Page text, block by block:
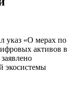
указ «О мерах по
активов в
экосистемы